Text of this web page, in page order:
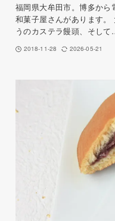
福岡県大牟田市。博多か
和菓子屋さんがあります
うのカステラ饅頭、そし
2018-11-28 2026-05-21